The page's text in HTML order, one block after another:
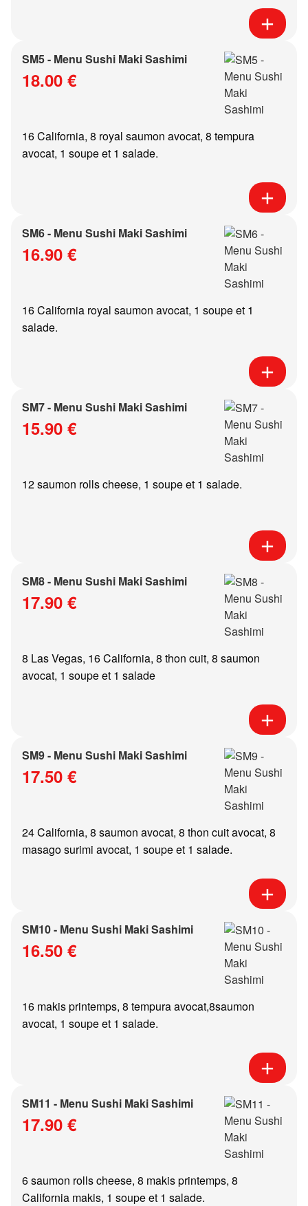
SM5 - Menu Sushi Maki Sashimi
18.00 €
16 California, 8 royal saumon avocat, 8 tempura
avocat, 1 soupe et 1 salade.
SM6 - Menu Sushi Maki Sashimi
16.90 €
16 California royal saumon avocat, 1 soupe et 1
salade.
SM7 - Menu Sushi Maki Sashimi
15.90 €
12 saumon rolls cheese, 1 soupe et 1 salade.
SM8 - Menu Sushi Maki Sashimi
17.90 €
8 Las Vegas, 16 California, 8 thon cuit, 8 saumon
avocat, 1 soupe et 1 salade
SM9 - Menu Sushi Maki Sashimi
17.50 €
24 California, 8 saumon avocat, 8 thon cuit avocat, 8
masago surimi avocat, 1 soupe et 1 salade.
SM10 - Menu Sushi Maki Sashimi
16.50 €
16 makis printemps, 8 tempura avocat,8saumon
avocat, 1 soupe et 1 salade.
SM11 - Menu Sushi Maki Sashimi
17.90 €
6 saumon rolls cheese, 8 makis printemps, 8
California makis, 1 soupe et 1 salade.